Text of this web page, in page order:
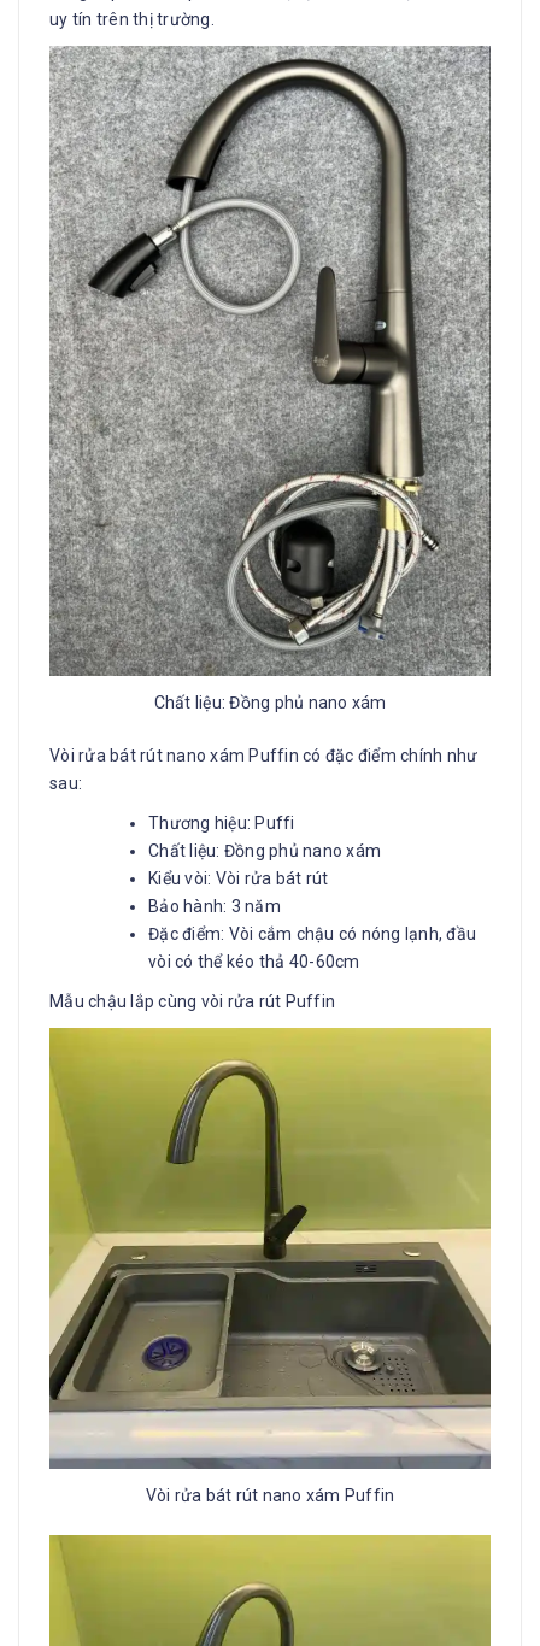
uy tín trên thị trường.
Chất liệu: Đồng phủ nano xám
Vòi rửa bát rút nano xám Puffin có đặc điểm chính như
sau:
Thương hiệu: Puffi
Chất liệu: Đồng phủ nano xám
Kiểu vòi: Vòi rửa bát rút
Bảo hành: 3 năm
Đặc điểm: Vòi cắm chậu có nóng lạnh, đầu
vòi có thể kéo thả 40-60cm
Mẫu chậu lắp cùng vòi rửa rút Puffin
Vòi rửa bát rút nano xám Puffin